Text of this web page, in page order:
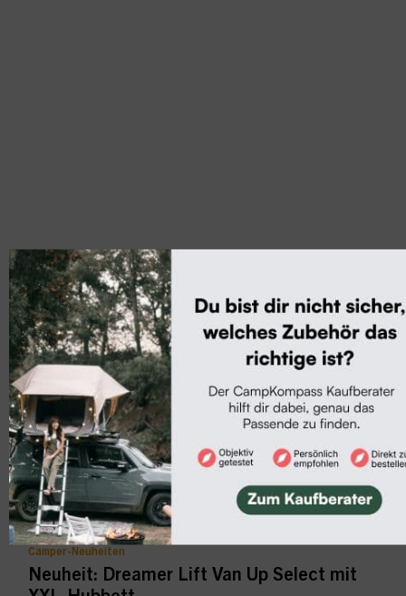
Mehr zum Thema
Camper-Neuheiten
Neuheit: Dreamer Lift Van Up Select mit